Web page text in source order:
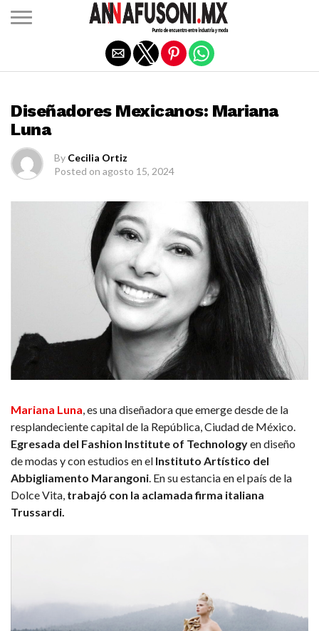
Diseñadores Mexicanos: Mariana
Luna
By Cecilia Ortiz
Posted on agosto 15, 2024
Mariana Luna , es una diseñadora que emerge desde de la
resplandeciente capital de la República, Ciudad de México.
Egresada del Fashion Institute of Technologyen diseño
de modas y con estudios en el Instituto Artístico del
Abbigliamento Marangoni . En su estancia en el país de la
Dolce Vita, trabajó con la aclamada firma italiana
Trussardi.
Salir de la versión móvil